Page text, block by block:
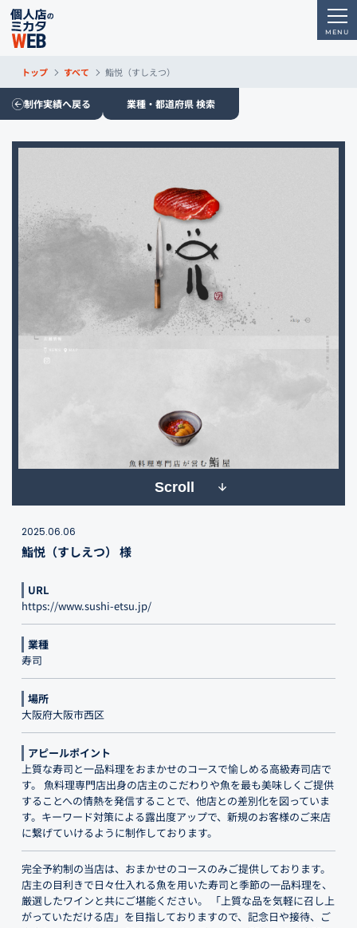
トップ すべて 鮨悦（すしえつ）
制作実績へ戻る 業種・都道府県 検索
Scroll
2025.06.06
鮨悦（すしえつ） 様
URL
https://www.sushi-etsu.jp/
業種
寿司
場所
大阪府大阪市西区
アピールポイント
上質な寿司と一品料理をおまかせのコースで愉しめる高級寿司店で
す。 魚料理専門店出身の店主のこだわりや魚を最も美味しくご提供
することへの情熱を発信することで、他店との差別化を図っていま
す。キーワード対策による露出度アップで、新規のお客様のご来店
に繋げていけるように制作しております。
完全予約制の当店は、おまかせのコースのみご提供しております。
店主の目利きで日々仕入れる魚を用いた寿司と季節の一品料理を、
厳選したワインと共にご堪能ください。 「上質な品を気軽に召し上
がっていただける店」を目指しておりますので、記念日や接待、ご